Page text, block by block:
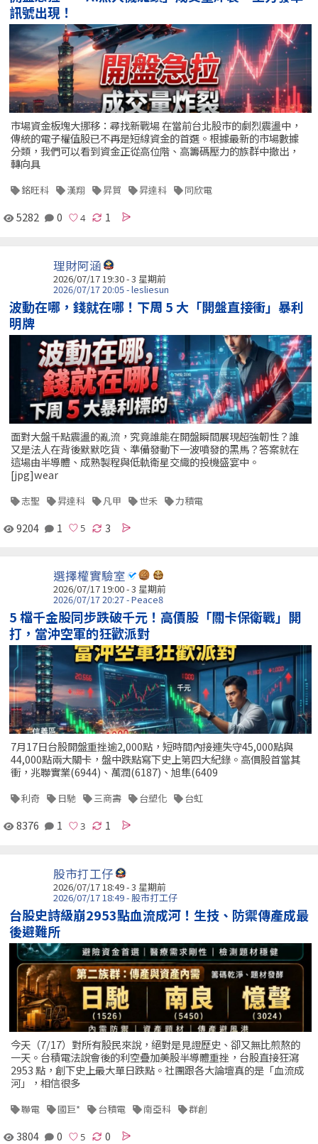
訊號出現！
市場資金板塊大挪移：尋找新戰場 在當前台北股市的劇烈震盪中，
傳統的電子權值股已不再是短線資金的首選。根據最新的市場數據
分類，我們可以看到資金正從高位階、高籌碼壓力的族群中撤出，
轉向具
銘旺科 漢翔 昇貿 昇達科 同欣電
5282 0 1
理財阿涵
2026/07/17 19:30 - 3 星期前
2026/07/17 20:05 - lesliesun
波動在哪，錢就在哪！下周 5 大「開盤直接衝」暴利
明牌
面對大盤千點震盪的亂流，究竟誰能在開盤瞬間展現超強韌性？誰
又是法人在背後默默吃貨、準備發動下一波噴發的黑馬？答案就在
這場由半導體、成熟製程與低軌衛星交織的投機盛宴中。
[jpg]wear
志聖 昇達科 凡甲 世禾 力積電
9204 1 3
選擇權實驗室
2026/07/17 19:00 - 3 星期前
2026/07/17 20:27 - Peace8
5 檔千金股同步跌破千元！高價股「關卡保衛戰」開
打，當沖空軍的狂歡派對
7月17日台股開盤重挫逾2,000點，短時間內接連失守45,000點與
44,000點兩大關卡，盤中跌點寫下史上第四大紀錄。高價股首當其
衝，兆聯實業(6944)、萬潤(6187)、旭隼(6409
利奇 日馳 三商壽 台塑化 台虹
8376 1 1
股市打工仔
2026/07/17 18:49 - 3 星期前
2026/07/17 18:49 - 股市打工仔
台股史詩級崩2953點血流成河！生技、防禦傳產成最
後避難所
今天（7/17）對所有股民來說，絕對是見證歷史、卻又無比煎熬的
一天。台積電法說會後的利空疊加美股半導體重挫，台股直接狂瀉
2953 點，創下史上最大單日跌點。社團跟各大論壇真的是「血流成
河」，相信很多
聯電 國巨* 台積電 南亞科 群創
3804 0 0